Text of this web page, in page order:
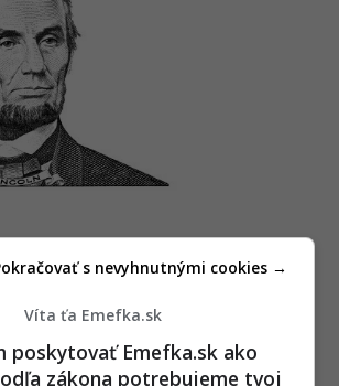
ĎALEJ
Víta ťa Emefka.sk
poskytovať Emefka.sk ako
zákona potrebujeme tvoj
s nevyhnutnými cookies →